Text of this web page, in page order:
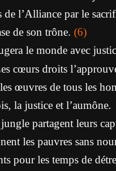
l’Alliance par le
de son trône. (6)
le monde avec
cœurs droits
œuvres de tous les
la justice et l’aumône.
partagent leurs
les pauvres sans
pour les temps de